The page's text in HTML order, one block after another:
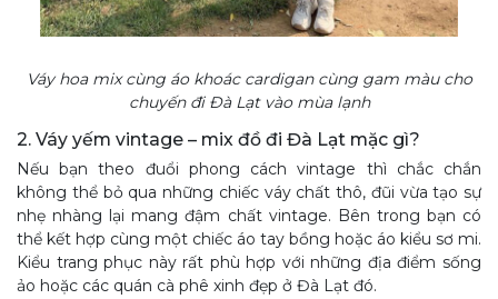
Váy hoa mix cùng áo khoác cardigan cùng gam màu cho
chuyến đi Đà Lạt vào mùa lạnh
2. Váy yếm vintage – mix đồ đi Đà Lạt mặc gì?
Nếu bạn theo đuổi phong cách vintage thì chắc chắn
không thể bỏ qua những chiếc váy chất thô, đũi vừa tạo sự
nhẹ nhàng lại mang đậm chất vintage. Bên trong bạn có
thể kết hợp cùng một chiếc áo tay bồng hoặc áo kiểu sơ mi.
Kiểu trang phục này rất phù hợp với những địa điểm sống
ảo hoặc các quán cà phê xinh đẹp ở Đà Lạt đó.